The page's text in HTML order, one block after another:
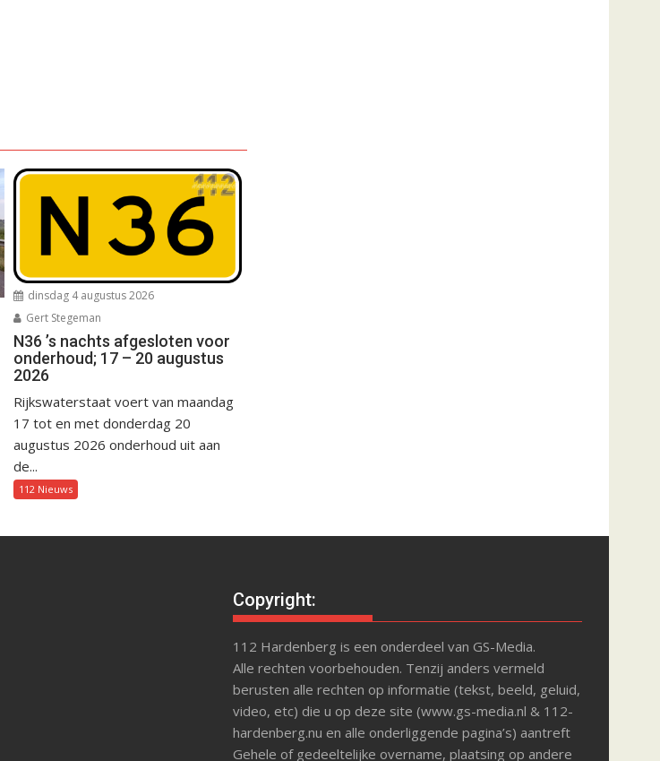
dinsdag 4 augustus 2026
Gert Stegeman
N36 ’s nachts afgesloten voor
onderhoud; 17 – 20 augustus
2026
Rijkswaterstaat voert van maandag
17 tot en met donderdag 20
augustus 2026 onderhoud uit aan
de...
112 Nieuws
Copyright:
112 Hardenberg is een onderdeel van GS-Media.
Alle rechten voorbehouden. Tenzij anders vermeld
berusten alle rechten op informatie (tekst, beeld, geluid,
video, etc) die u op deze site (www.gs-media.nl & 112-
hardenberg.nu en alle onderliggende pagina’s) aantreft
Gehele of gedeeltelijke overname, plaatsing op andere